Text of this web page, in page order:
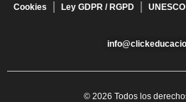
Cookies Ley GDPR / RGPD UNESCO
© 2026 Todos los